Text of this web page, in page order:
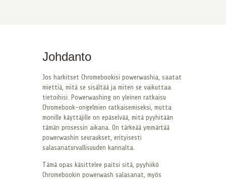
Johdanto
Jos harkitset Chromebookisi powerwashia, saatat
miettiä, mitä se sisältää ja miten se vaikuttaa
tietoihisi. Powerwashing on yleinen ratkaisu
Chromebook-ongelmien ratkaisemiseksi, mutta
monille käyttäjille on epäselvää, mitä pyyhitään
tämän prosessin aikana. On tärkeää ymmärtää
powerwashin seuraukset, erityisesti
salasanaturvallisuuden kannalta.
Tämä opas käsittelee paitsi sitä, pyyhiikö
Chromebookin powerwash salasanat, myös